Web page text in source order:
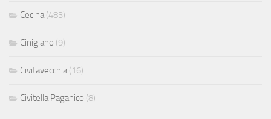
Cecina (483)
Cinigiano (9)
Civitavecchia (16)
Civitella Paganico (8)